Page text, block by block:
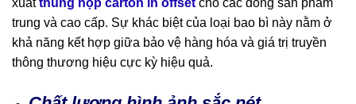
trung và cao cấp. Sự khác biệt của loại bao bì này nằm ở
khả năng kết hợp giữa bảo vệ hàng hóa và giá trị truyền
thông thương hiệu cực kỳ hiệu quả.